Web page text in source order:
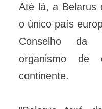
Até lá, a Belarus
o único país
Conselho da
organismo de
continente.